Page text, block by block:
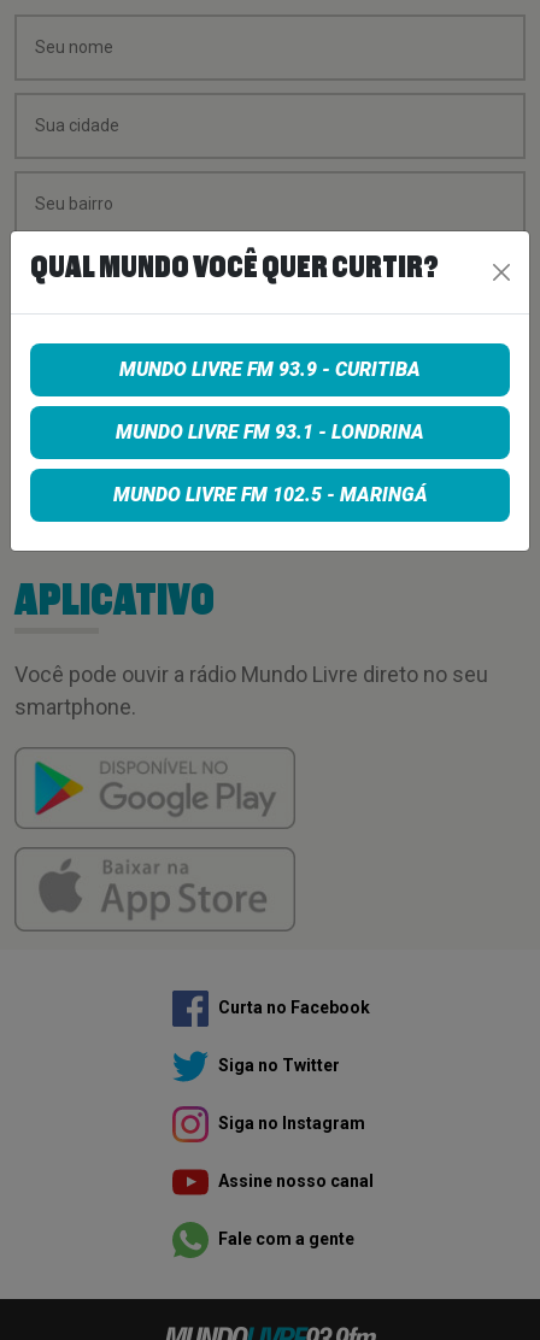
Enviar
APLICATIVO
Você pode ouvir a rádio Mundo Livre direto no seu
smartphone.
Curta no Facebook
Siga no Twitter
Siga no Instagram
Assine nosso canal
Fale com a gente
QUAL MUNDO VOCÊ QUER CURTIR?
MUNDO LIVRE FM 93.9 - CURITIBA
MUNDO LIVRE FM 93.1 - LONDRINA
MUNDO LIVRE FM 102.5 - MARINGÁ